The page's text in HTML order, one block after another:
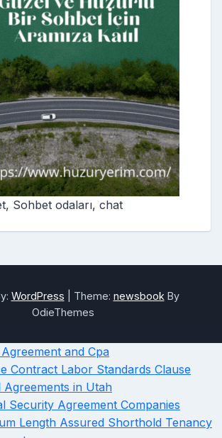
Sohbet odaları, chat
WordPress Theme: newsbook By
OdieThemes
and Cpa
Contract Labor Standards Clause
Agreements in Utah
Security Agreement Companies
Length Assured Shorthold Tenancy